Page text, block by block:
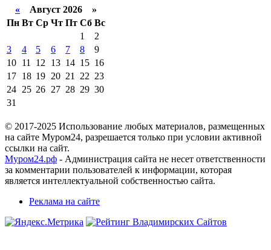
« Август 2026 »
Пн Вт Ср Чт Пт Сб Вс
1
2
3
4 5 6 7 8
9
10 11 12 13 14 15 16
17 18 19 20 21 22 23
24 25 26 27 28 29 30
31
© 2017-2025 Использование любых материалов, размещенных
на сайте Муром24, разрешается только при условии активной
ссылки на сайт.
Муром24.рф - Администрация сайта не несет ответственности
за комментарии пользователей к информации, которая
является интеллектуальной собственностью сайта.
Реклама на сайте